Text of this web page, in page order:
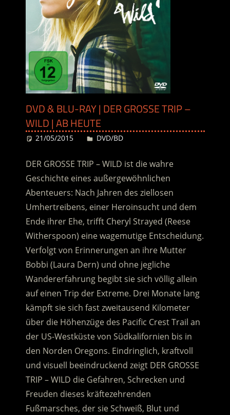
DVD & BLU-RAY | DER GROSSE TRIP – W
ILD | AB HEUTE
21/05/2015 Desiree
DVD/BD
DER GROSSE TRIP – WILD ist die wahre
Geschichte eines außergewöhnlichen
Abenteuers: Nach Jahren des ziellosen
Umhertreibens, einer Heroinsucht und dem
Ende ihrer Ehe, trifft Cheryl Strayed (Reese
Witherspoon) eine wagemutige Entscheidung.
Verfolgt von Erinnerungen an ihre Mutter
Bobbi (Laura Dern) und ohne jegliche
Wandererfahrung begibt sie sich völlig allein
auf einen Trip der Extreme. Drei Monate lang
kämpft sie sich fast zweitausend Kilometer
über die Höhenzüge des Pacific Crest Trail an
der US-Westküste von Südkalifornien bis in
den Norden Oregons. Eindringlich, kraftvoll
und visuell beeindruckend zeigt DER GROSSE
TRIP – WILD die Gefahren, Schrecken und
Freuden dieses kräftezehrenden
Fußmarsches, der sie Schweiß, Blut und